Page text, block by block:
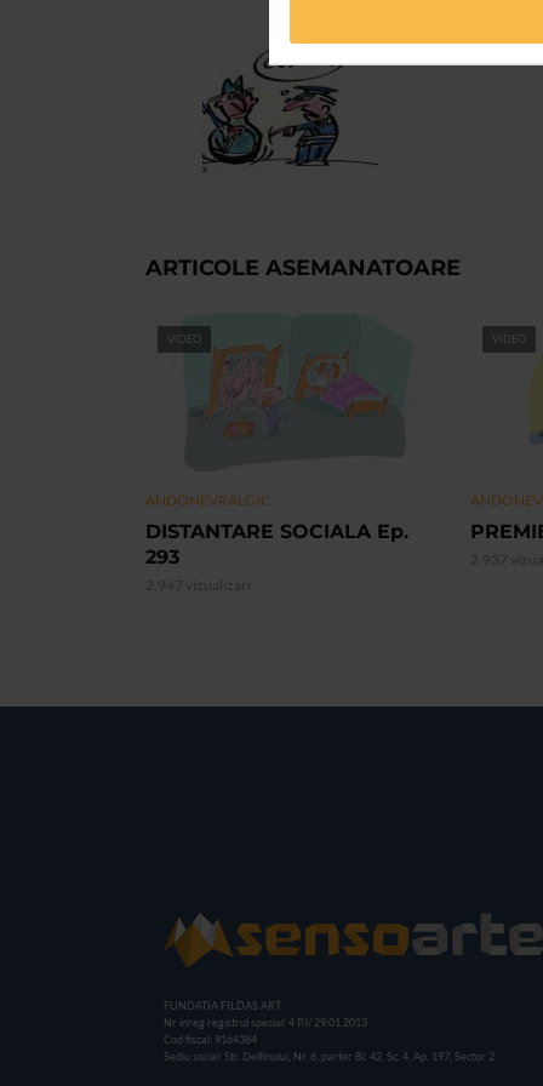
ARTICOLE ASEMANATOARE
VIDEO
ANDONEVRALGIC
DISTANTARE SOCIALA Ep.
293
2.947 vizualizari
VIDEO
2.937
FUNDATIA FILDAS ART
Nr inreg registrul special: 4 PJ/ 29.01.2013
Cod fiscal: 9164384
Sediu social: Str. Delfinului, Nr. 6, parter Bl. 42, Sc. 4, Ap. 197, Sector 2